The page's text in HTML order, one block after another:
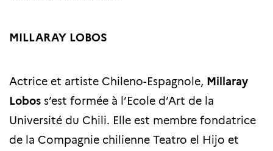
MILLARAY LOBOS
Actrice et artiste Chileno-Espagnole, Millaray
Lobos s’est formée à l’Ecole d’Art de la
Université du Chili. Elle est membre fondatrice
de la Compagnie chilienne Teatro el Hijo et